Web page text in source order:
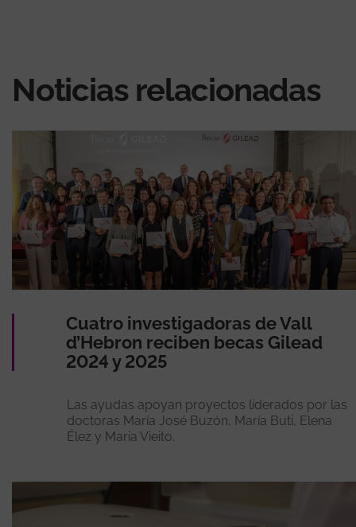
Noticias relacionadas
Cuatro investigadoras de Vall
d’Hebron reciben becas Gilead
2024 y 2025
Las ayudas apoyan proyectos liderados por las
doctoras María José Buzón, María Buti, Elena
Élez y Maria Vieito.